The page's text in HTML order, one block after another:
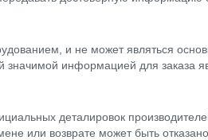
и не может являться
значимой информацией для заказа
деталировок
или возврате может быть отказано.